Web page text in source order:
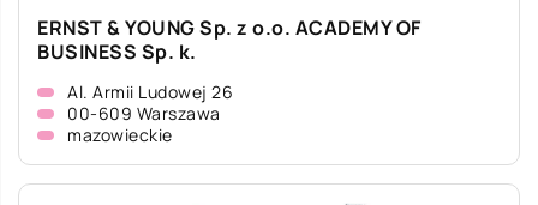
ERNST & YOUNG Sp. z o.o. ACADEMY OF
BUSINESS Sp. k.
Al. Armii Ludowej 26
00-609 Warszawa
mazowieckie